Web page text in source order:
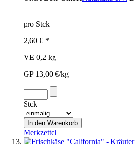
pro Stck
2,60 € *
VE 0,2 kg
GP 13,00 €/kg
Stck
Merkzettel